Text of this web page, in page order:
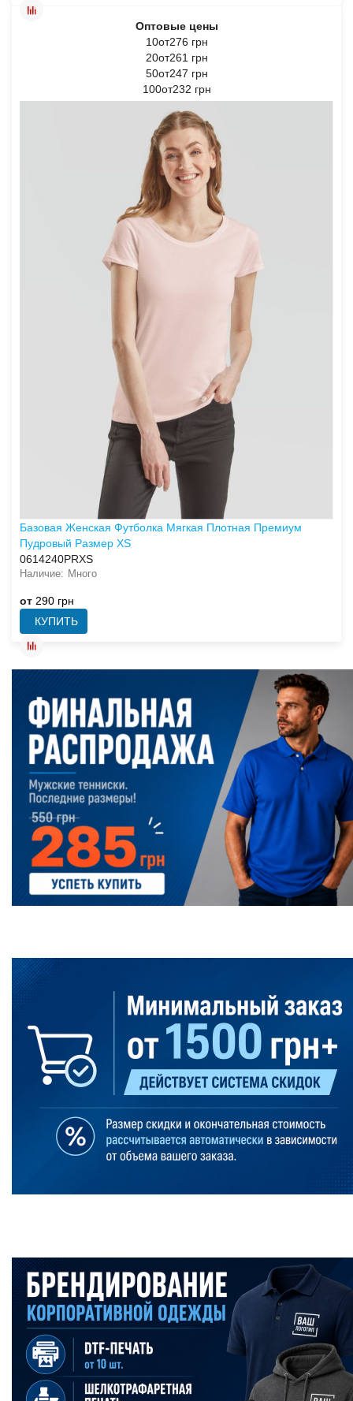
Оптовые цены
10от276 грн
20от261 грн
50от247 грн
100от232 грн
Базовая Женская Футболка Мягкая Плотная Премиум
Пудровый Размер XS
0614240PRXS
Много
от 290 грн
КУПИТЬ